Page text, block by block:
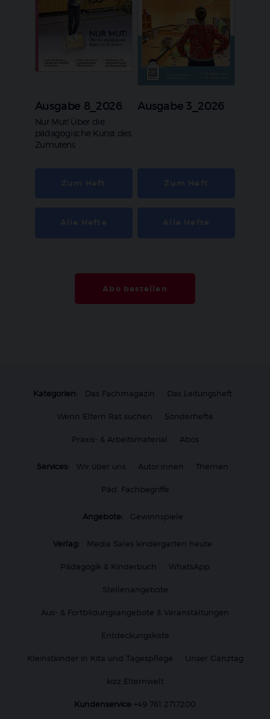
Ausgabe 8_2026
:
Nur Mut! Über die
pädagogische Kunst des
Zumutens
Ausgabe 3_2026
Abo bestellen
Kategorien: Das Fachmagazin Das Leitungsheft
Wenn Eltern Rat suchen Sonderhefte
Praxis- & Arbeitsmaterial Abos
Services: Wir über uns Autor:innen Themen
Päd. Fachbegriffe
Angebote: Gewinnspiele
Verlag: Media Sales kindergarten heute
Pädagogik & Kinderbuch WhatsApp
Stellenangebote
Aus- & Fortbildungsangebote & Veranstaltungen
Entdeckungskiste
Kleinstkinder in Kita und Tagespflege Unser Ganztag
kizz Elternwelt
Kundenservice +49 761 2717200